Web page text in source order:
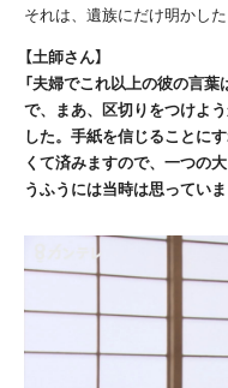
それは、遺族にだけ明かした
【土師さん】
「夫婦でこれ以上の彼の言
で、まあ、区切りをつけよ
した。手紙を信じることに
くて済みますので、一つの
うふうには当時は思っていま